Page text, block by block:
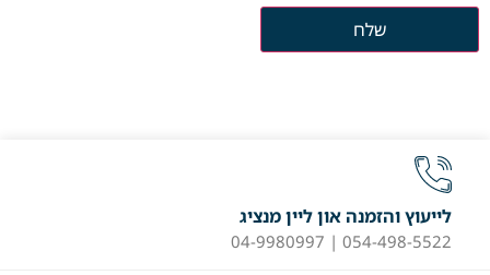
לייעוץ והזמנה און ליין מנציג
054-498-5522 | 04-9980997